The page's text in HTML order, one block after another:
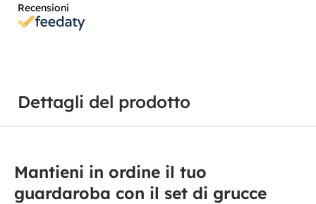
Recensioni
Dettagli del prodotto
Mantieni in ordine il tuo
guardaroba con il set di grucce